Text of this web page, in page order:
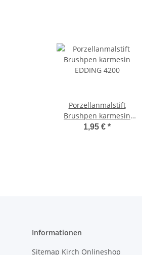
Porzellanmalstift
Brushpen karmesin
EDDING 4200
1,95 € *
Informationen
Sitemap Kirch Onlineshop